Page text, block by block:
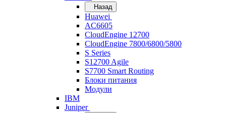
Назад
Huawei
AC6605
CloudEngine 12700
CloudEngine 7800/6800/5800
S Series
S12700 Agile
S7700 Smart Routing
Блоки питания
Модули
IBM
Juniper